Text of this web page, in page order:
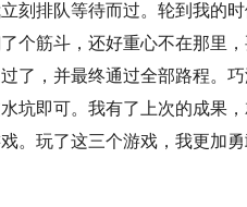
刻排队等待而过。轮到我的
个筋斗，还好重心不在那里
了，并最终通过全部路程。
坑即可。我有了上次的成果
。玩了这三个游戏，我更加